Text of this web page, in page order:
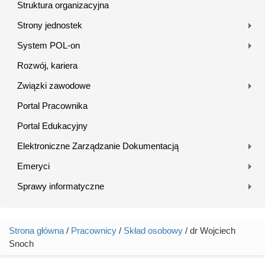
Struktura organizacyjna
Strony jednostek
System POL-on
Rozwój, kariera
Związki zawodowe
Portal Pracownika
Portal Edukacyjny
Elektroniczne Zarządzanie Dokumentacją
Emeryci
Sprawy informatyczne
Jesteś tutaj
Strona główna / Pracownicy / Skład osobowy / dr Wojciech
Snoch